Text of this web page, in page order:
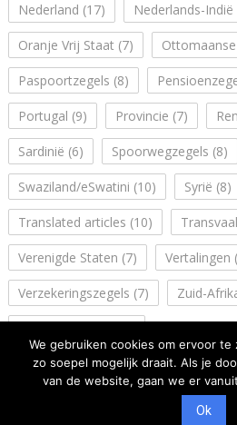
Nederland (17) Nederlands-Indië
Oranje Vrij Staat (7)
Paspoortzegels (8)
Portugal (9) Provincie (7)
Sardinië (6) Spoorwegzegels (8)
Swaziland/eSwatini (10) Syrië (8)
Translated articles (10) Transvaal
Verenigde Staten (7) Vertalingen
Verzekeringszegels (7) Zuid-
We gebruiken cookies om ervoor
zo soepel mogelijk draait. Als je
van de website, gaan we er
Ok